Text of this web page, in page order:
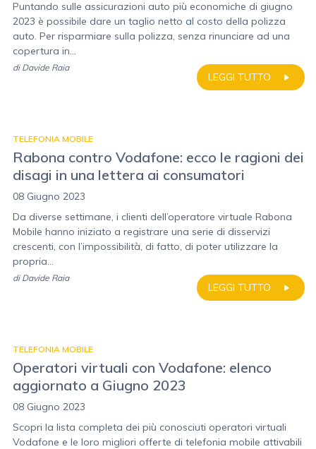
Puntando sulle assicurazioni auto più economiche di giugno
2023 è possibile dare un taglio netto al costo della polizza
auto. Per risparmiare sulla polizza, senza rinunciare ad una
copertura in...
LEGGI TUTTO
di Davide Raia
TELEFONIA MOBILE
Rabona contro Vodafone: ecco le ragioni dei
disagi in una lettera ai consumatori
08 Giugno 2023
Da diverse settimane, i clienti dell’operatore virtuale Rabona
Mobile hanno iniziato a registrare una serie di disservizi
crescenti, con l’impossibilità, di fatto, di poter utilizzare la
propria...
LEGGI TUTTO
di Davide Raia
TELEFONIA MOBILE
Operatori virtuali con Vodafone: elenco
aggiornato a Giugno 2023
08 Giugno 2023
Scopri la lista completa dei più conosciuti operatori virtuali
Vodafone e le loro migliori offerte di telefonia mobile attivabili